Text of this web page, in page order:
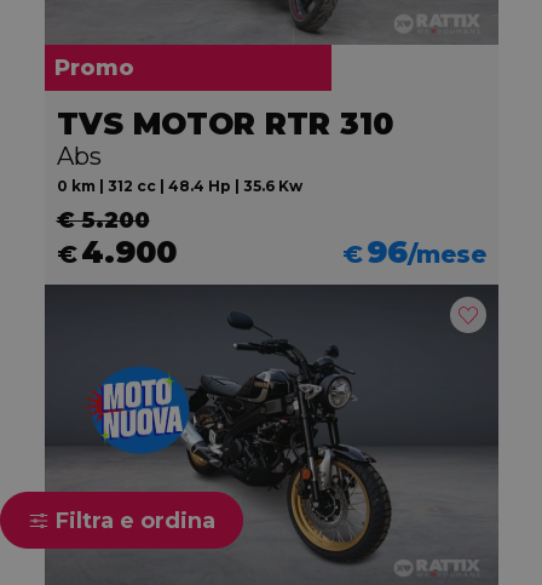
Promo
TVS MOTOR RTR 310
Abs
0 km | 312 cc | 48.4 Hp | 35.6 Kw
€ 5.200
€4.900 €96/mese
Filtra e ordina